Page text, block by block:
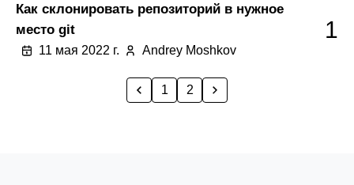
Как склонировать репозиторий в нужное
место git
11 мая 2022 г. Andrey Moshkov
1
1 2